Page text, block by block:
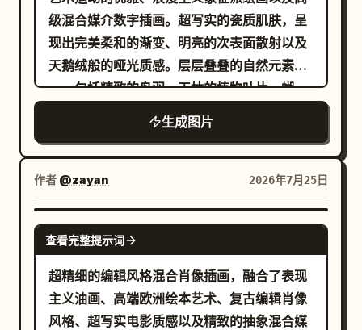
级混合媒介数字插画。超写实的瓷质肌肤，呈
现出完美柔和的渐变、明亮的次表面散射以及
天鹅绒般的哑光质感。层层叠叠的自然元素
——包括精致的鸟羽、干枯的植物叶片、蝴
蝶、藤蔓、花卉和有机装饰——无缝融入构图
中，作为雕塑般的延伸而非简单的配饰。通过
重叠的半透明形态、柔和的绘画式融合以及高
度细腻的有机纹理，营造出丰富的空间深度。
低饱和度的电影级配色方案，包含
暖象牙白、羊皮纸米色、风化金、柔和赭石、浅琥
珀色、柔和灰褐色、烟灰色、深炭色、去饱和青色
以及午夜蓝
。精致的冷暖色调和谐统一，在冷色调阴影中
点缀柔和的金色高光。柔和的体积光、微妙的
环境光、羽化边缘光以及优雅的明暗对照法，
生成图片
作者 @zayan 2026年7月25日
NANO BANANA PRO
查看完整提示词
超精细的编辑风格混合肖像插画，融合了表现
主义油画、高端欧洲绘本艺术、复古编辑肖像
风格、超写实电影质感以及精致的抽象混合媒